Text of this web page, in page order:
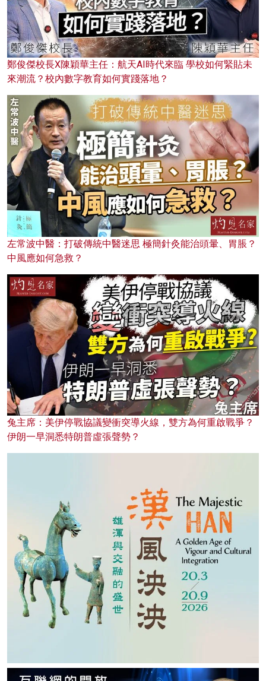
鄭俊傑校長X陳穎華主任：航天AI時代來臨 學校如何緊貼未
來潮流？校內數字教育如何實踐落地？
左常波中醫：打破傳統中醫迷思 極簡針灸能治頭暈、胃脹？
中風應如何急救？
兔主席：美伊停戰協議變衝突導火線，雙方為何重啟戰爭？
伊朗一早洞悉特朗普虛張聲勢？